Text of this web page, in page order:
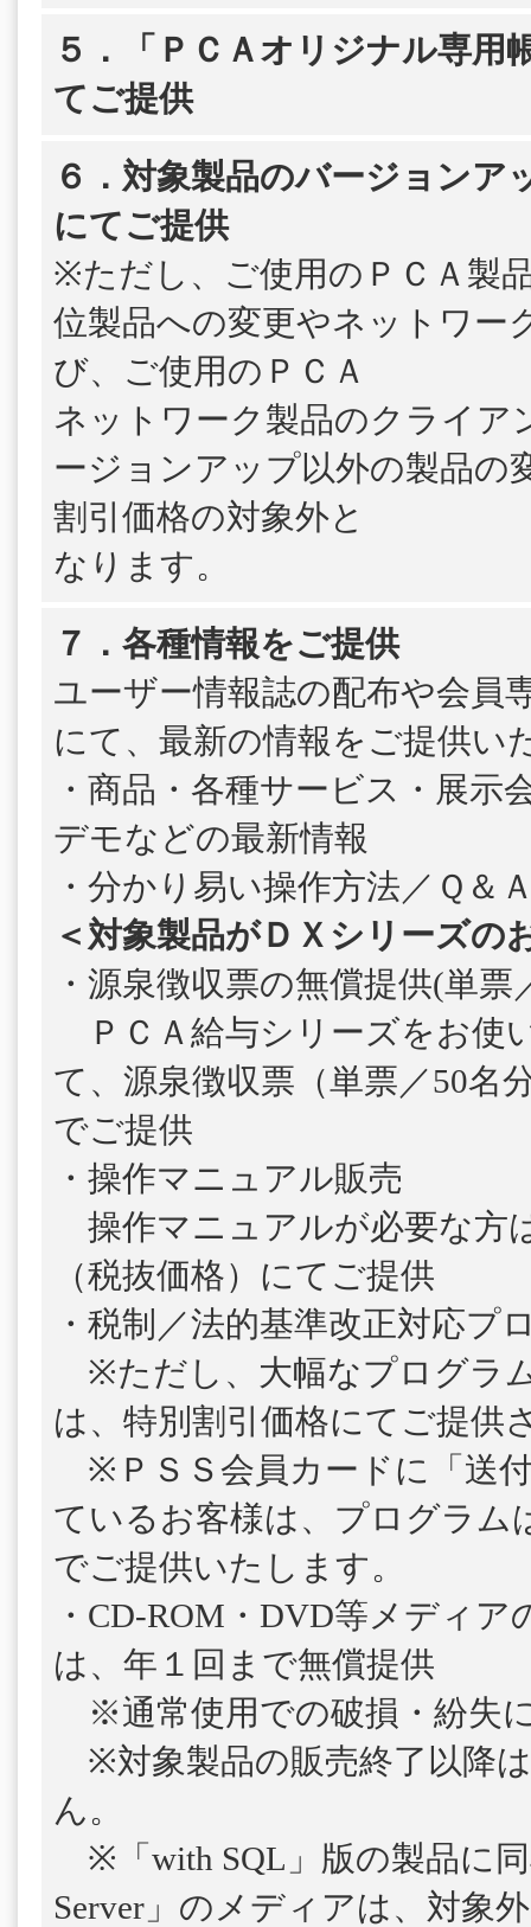
５．「ＰＣＡオリジナル専用
てご提供
６．対象製品のバージョンア
にてご提供
※ただし、ご使用のＰＣＡ製
位製品への変更やネットワー
び、ご使用のＰＣＡ
ネットワーク製品のクライア
ージョンアップ以外の製品の
割引価格の対象外と
なります。
７．各種情報をご提供
ユーザー情報誌の配布や会員
にて、最新の情報をご提供い
・商品・各種サービス・展示
デモなどの最新情報
・分かり易い操作方法／Ｑ＆
＜対象製品がＤＸシリーズの
・源泉徴収票の無償提供(単票
ＰＣＡ給与シリーズをお使
て、源泉徴収票（単票／50名
でご提供
・操作マニュアル販売
操作マニュアルが必要な方
（税抜価格）にてご提供
・税制／法的基準改正対応プ
※ただし、大幅なプログラ
は、特別割引価格にてご提供
※ＰＳＳ会員カードに「送
ているお客様は、プログラム
でご提供いたします。
・CD-ROM・DVD等メディア
は、年１回まで無償提供
※通常使用での破損・紛失
※対象製品の販売終了以降
ん。
※「with SQL」版の製品に
Server」のメディアは、対象